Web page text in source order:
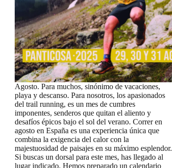
Agosto. Para muchos, sinónimo de vacaciones,
playa y descanso. Para nosotros, los apasionados
del trail running, es un mes de cumbres
imponentes, senderos que quitan el aliento y
desafíos épicos bajo el sol del verano. Correr en
agosto en España es una experiencia única que
combina la exigencia del calor con la
majestuosidad de paisajes en su máximo esplendor.
Si buscas un dorsal para este mes, has llegado al
lugar indicado. Hemos preparado un calendario